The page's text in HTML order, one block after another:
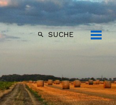
SUCHE